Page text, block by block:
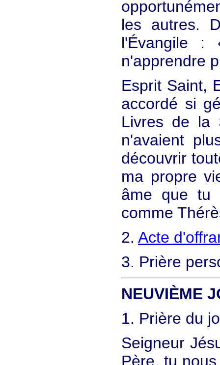
les autres.
l'Évangile :
n'apprendre
Esprit Saint,
accordé si
Livres de la
n'avaient
découvrir
ma propre
âme que tu
comme
2. Acte
3. Prière
NEUVIÈME
1. Prière du
Seigneur
Père, tu